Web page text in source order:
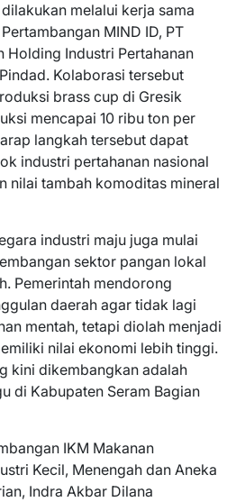
melalui kerja sama
MIND ID, PT
Holding Industri Pertahanan
Kolaborasi tersebut
brass cup di Gresik
mencapai 10 ribu ton per
langkah tersebut dapat
industri pertahanan nasional
nilai tambah komoditas mineral
industri maju juga mulai
sektor pangan lokal
Pemerintah mendorong
daerah agar tidak lagi
mentah, tetapi diolah menjadi
nilai ekonomi lebih tinggi.
kini dikembangkan adalah
di Kabupaten Seram Bagian
IKM Makanan
Kecil, Menengah dan Aneka
Indra Akbar Dilana